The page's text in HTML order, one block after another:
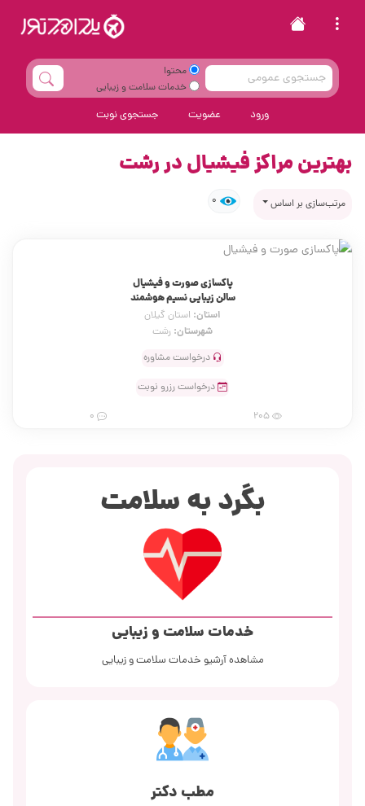
محتوا
خدمات سلامت و زیبایی
ورود عضویت جستجوی نوبت
بهترین مراکز فیشیال در رشت
مرتب‌سازی بر اساس 0
پاکسازی صورت و فیشیال
سالن زیبایی نسیم هوشمند
استان: استان گیلان
شهرستان: رشت
درخواست مشاوره
درخواست رزرو نوبت
205
بگرد به سلامت
خدمات سلامت و زیبایی
مشاهده آرشیو خدمات سلامت و زیبایی
مطب دکتر